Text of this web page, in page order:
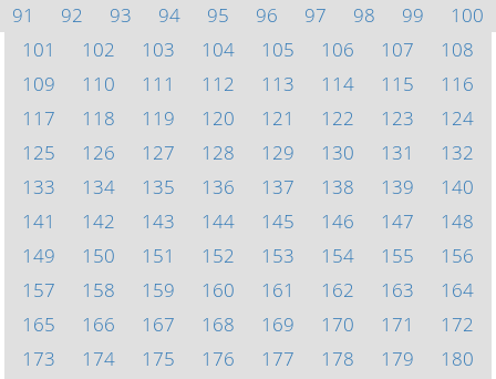
91
92 93 94 95 96 97 98 99
100
101
102 103 104 105 106 107
108
109
110 111 112 113 114 115
116
117
118 119 120 121 122 123
124
125
126 127 128 129 130 131
132
133
134 135 136 137 138 139
140
141
142 143 144 145 146 147
148
149
150 151 152 153 154 155
156
157
158 159 160 161 162 163
164
165
166 167 168 169 170 171
172
173
174 175 176 177 178 179
180